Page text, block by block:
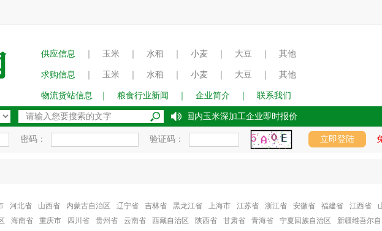
供应信息 玉米 水稻 小麦 大豆 其他
求购信息 玉米 水稻 小麦 大豆 其他
物流货站信息 粮食行业新闻 企业简介 联系我们
2017年8月15日国内玉米深加工企业即时报价
密码： 验证码：
河北省 山西省 内蒙古自治区 辽宁省 吉林省 黑龙江省 上海市 江苏省 浙江省 安徽省 福建省 江西省
海南省 重庆市 四川省 贵州省 云南省 西藏自治区 陕西省 甘肃省 青海省 宁夏回族自治区 新疆维吾尔